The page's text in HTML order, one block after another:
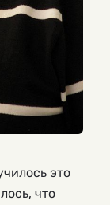
это
что